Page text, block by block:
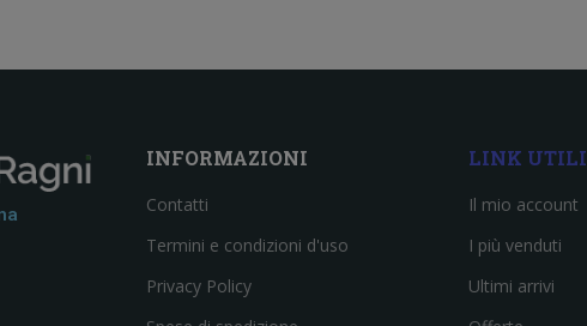
INFORMAZIONI
Contatti
Termini e condizioni d'uso
Privacy Policy
LINK UTILI
Il mio account
I più venduti
Ultimi arrivi